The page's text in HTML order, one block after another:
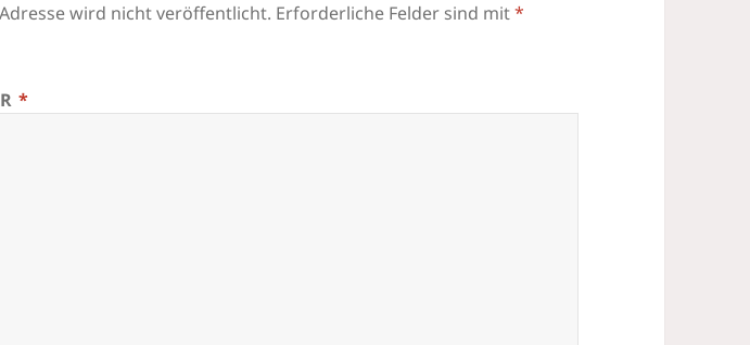
wird nicht veröffentlicht. Erforderliche Felder sind mit*
*